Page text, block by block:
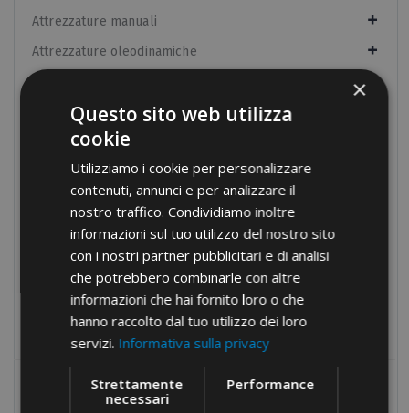
Attrezzature manuali
Attrezzature oleodinamiche
Raccordi
Accessori IP67
Accessori IP40
Accessori per fissaggio tubi
Accessori per guaine spiralate
Fissaggi
Utensili
Prodotti fuori catalogo
I PIÙ RICERCATI
×
Questo sito web utilizza
cookie
Utilizziamo i cookie per personalizzare
contenuti, annunci e per analizzare il
nostro traffico. Condividiamo inoltre
informazioni sul tuo utilizzo del nostro sito
con i nostri partner pubblicitari e di analisi
che potrebbero combinarle con altre
informazioni che hai fornito loro o che
hanno raccolto dal tuo utilizzo dei loro
servizi. Informativa sulla privacy
Strettamente
necessari
Performance